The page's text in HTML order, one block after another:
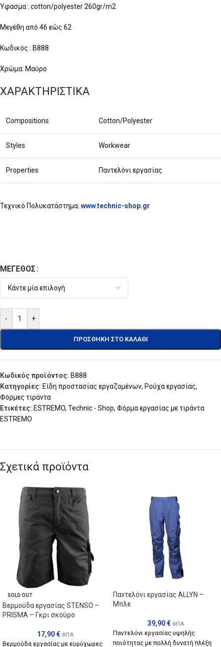
Ύφασμα : cotton/polyester 260gr/m2
Μεγέθη από 46 εώς 62
Κωδικός : B888
Χρώμα: Μαύρο
ΧΑΡΑΚΤΗΡΙΣΤΙΚΑ
Compositions Cotton/Polyester
Styles Workwear
Properties Παντελόνι εργασίας
Τεχνικό Πολυκατάστημα: www.technic-shop.gr
ΜΈΓΕΘΟΣ
- +
ΠΡΟΣΘΉΚΗ ΣΤΟ ΚΑΛΆΘΙ
Κωδικός προϊόντος: B888
Κατηγορίες: Είδη προστασίας εργαζομένων, Ρούχα εργασίας,
Φόρμες τιράντα
Ετικέτες: ESTREMO, Technic - Shop, Φόρμα εργασίας με τιράντα
ESTREMO
Σχετικά προϊόντα
SOLD OUT
Βερμούδα εργασίας STENSO –
PRISMA – Γκρι σκούρο
17,90€ ΦΠΑ
Βερμούδα εργασίας με ευρύχωρες
Παντελόνι εργασίας ALLYN –
Μπλε
39,90€ ΦΠΑ
Παντελόνι εργασίας υψηλής
ποιότητας με πολλή δυνατή πλέξη